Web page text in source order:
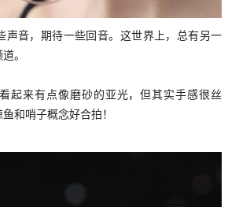
声音，期待一些回音。这世界上，总有另一
。
起来有点像磨砂的亚光，但其实手感很丝
和哨子概念好合拍！